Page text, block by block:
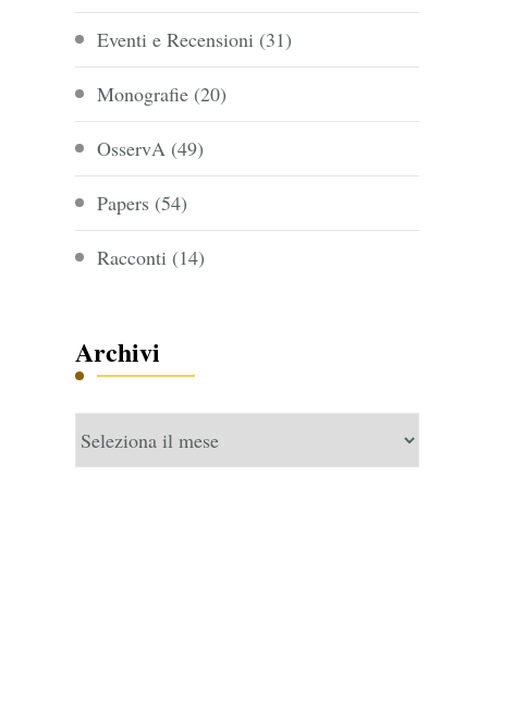
Eventi e Recensioni (31)
Monografie (20)
OsservA (49)
Papers (54)
Racconti (14)
Archivi
Archivi